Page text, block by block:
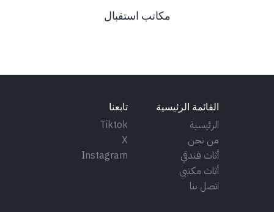
مكاتب استقبال
القائمة الرئيسية
الرئيسية
من نحن
أثاث فندقي
أثاث مكتبي
اتصل بنا
تابعنا
Tiktok
X
Instagram